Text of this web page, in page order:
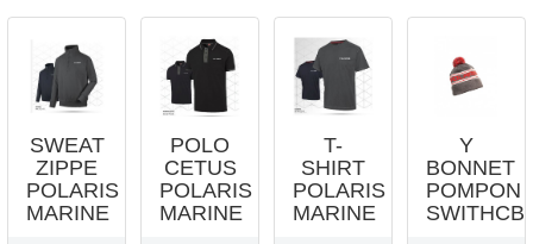
SWEAT
ZIPPE
POLARIS
MARINE
POLO
CETUS
POLARIS
MARINE
T-
SHIRT
POLARIS
MARINE
Y
BONNET
POMPON